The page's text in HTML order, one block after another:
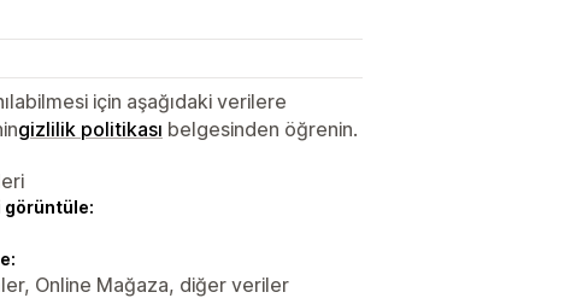
için aşağıdaki verilere
gizlilik politikası belgesinden öğrenin.
görüntüle:
Online Mağaza, diğer veriler